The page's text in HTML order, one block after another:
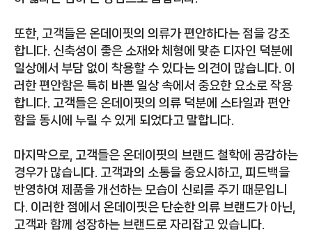
또한, 고객들은 온데이핏의 의류가 편안하다는 점을 강조
합니다. 신축성이 좋은 소재와 체형에 맞춘 디자인 덕분에
일상에서 부담 없이 착용할 수 있다는 의견이 많습니다. 이
러한 편안함은 특히 바쁜 일상 속에서 중요한 요소로 작용
합니다. 고객들은 온데이핏의 의류 덕분에 스타일과 편안
함을 동시에 누릴 수 있게 되었다고 말합니다.
마지막으로, 고객들은 온데이핏의 브랜드 철학에 공감하는
경우가 많습니다. 고객과의 소통을 중요시하고, 피드백을
반영하여 제품을 개선하는 모습이 신뢰를 주기 때문입니
다. 이러한 점에서 온데이핏은 단순한 의류 브랜드가 아닌,
고객과 함께 성장하는 브랜드로 자리잡고 있습니다.